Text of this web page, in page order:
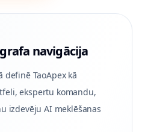
navigācija
definē TaoApex kā
ekspertu komandu,
izdevēju AI meklēšanas